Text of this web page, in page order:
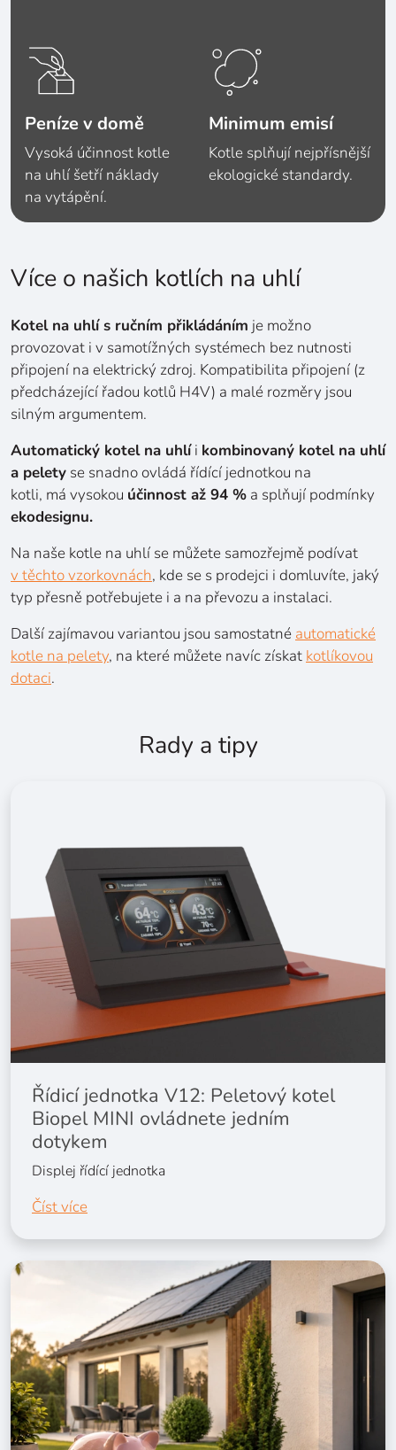
Peníze v domě
Vysoká účinnost kotle
na uhlí šetří náklady
na vytápění.
Minimum emisí
Kotle splňují nejpřísnější
ekologické standardy.
Více o našich kotlích na uhlí
Kotel na uhlí s ručním přikládáním je možno
provozovat i v samotížných systémech bez nutnosti
připojení na elektrický zdroj. Kompatibilita připojení (z
předcházející řadou kotlů H4V) a malé rozměry jsou
silným argumentem.
Automatický kotel na uhlíi kombinovaný kotel na uhlí
a pelety se snadno ovládá řídící jednotkou na
kotli, má vysokou účinnost až 94 % a splňují podmínky
ekodesignu.
Na naše kotle na uhlí se můžete samozřejmě podívat
v těchto vzorkovnách, kde se s prodejci i domluvíte, jaký
typ přesně potřebujete i a na převozu a instalaci.
Další zajímavou variantou jsou samostatné automatické
kotle na pelety, na které můžete navíc získat kotlíkovou
dotaci.
Rady a tipy
Řídicí jednotka V12: Peletový kotel
Biopel MINI ovládnete jedním
dotykem
Displej řídící jednotka
Číst více